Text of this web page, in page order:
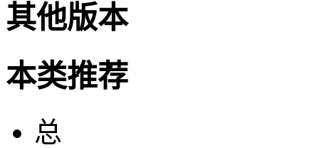
其他版本
本类推荐
总